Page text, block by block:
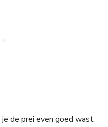
de prei even goed wast.